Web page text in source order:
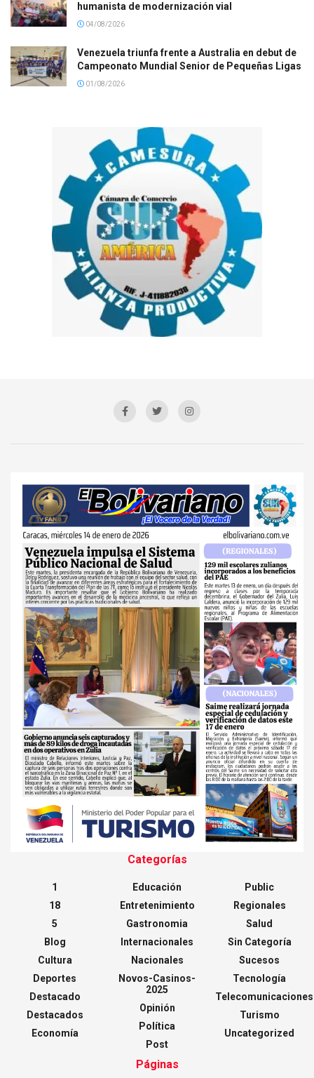
humanista de modernización vial
04/08/2026
Venezuela triunfa frente a Australia en debut de
Campeonato Mundial Senior de Pequeñas Ligas
01/08/2026
Categorías
1
18
5
Blog
Cultura
Deportes
Destacado
Destacados
Economía
Educación
Entretenimiento
Gastronomia
Internacionales
Nacionales
Novos-Casinos-
2025
Opinión
Política
Post
Public
Regionales
Salud
Sin Categoría
Sucesos
Tecnología
Telecomunicaciones
Turismo
Uncategorized
Páginas